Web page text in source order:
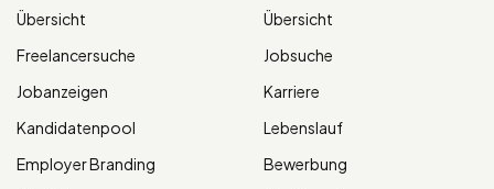
Übersicht
Freelancersuche
Jobanzeigen
Kandidatenpool
Employer Branding
Übersicht
Jobsuche
Karriere
Lebenslauf
Bewerbung